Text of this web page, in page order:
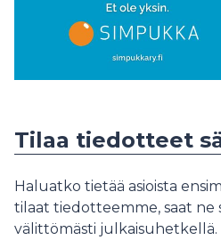
Tilaa tiedotteet
Haluatko tietää asioista
tilaat tiedotteemme, saat ne
välittömästi julkaisuhetkellä.